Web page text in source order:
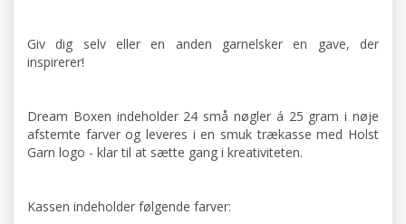
Giv dig selv eller en anden garnelsker en gave, der
inspirerer!
Dream Boxen indeholder 24 små nøgler á 25 gram i nøje
afstemte farver og leveres i en smuk trækasse med Holst
Garn logo - klar til at sætte gang i kreativiteten.
Kassen indeholder følgende farver: